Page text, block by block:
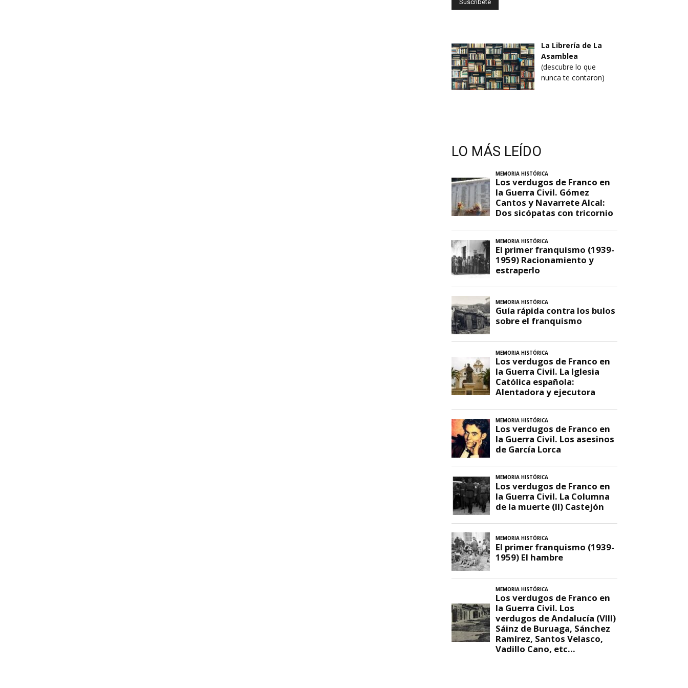
La Librería de La
Asamblea
(descubre lo que
nunca te contaron)
LO MÁS LEÍDO